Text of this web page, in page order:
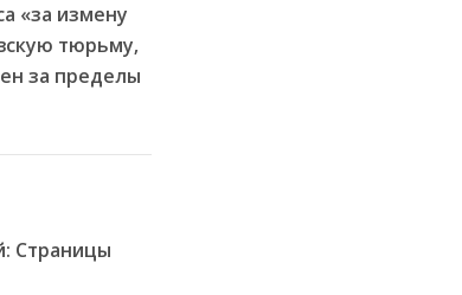
«за измену
тюрьму,
за пределы
Страницы